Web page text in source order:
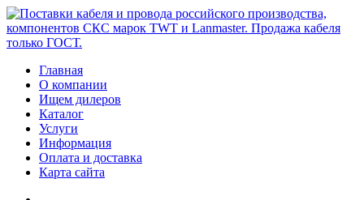
Главная
О компании
Ищем дилеров
Каталог
Услуги
Информация
Оплата и доставка
Карта сайта